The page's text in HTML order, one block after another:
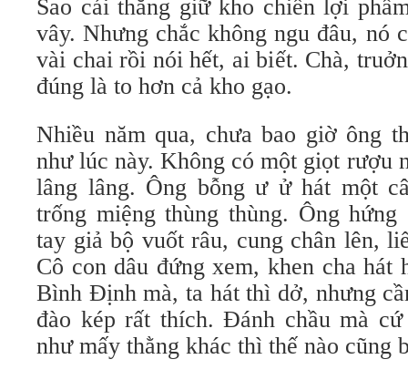
Sao cái thằng giữ kho chiến lợi
vây. Nhưng chắc không ngu đâu, nó
vài chai rồi nói hết, ai biết. Chà,
đúng là to hơn cả kho gạo.
Nhiều năm qua, chưa bao giờ ông
như lúc này. Không có một giọt rượu
lâng lâng. Ông bỗng ư ử hát một
trống miệng thùng thùng. Ông
tay giả bộ vuốt râu, cung chân lên,
Cô con dâu đứng xem, khen cha hát
Bình Định mà, ta hát thì dở, nhưng
đào kép rất thích. Đánh chầu mà
như mấy thằng khác thì thế nào cũng